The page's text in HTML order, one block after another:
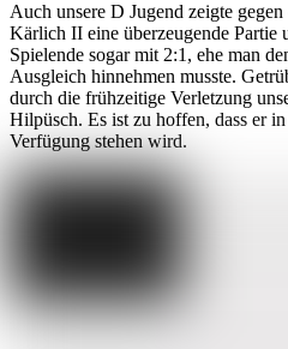
Auch unsere D Jugend zeigte
Kärlich II eine überzeugende
Spielende sogar mit 2:1, ehe man
Ausgleich hinnehmen musste.
durch die frühzeitige Verletzung
Hilpüsch. Es ist zu hoffen, dass er
Verfügung stehen wird.